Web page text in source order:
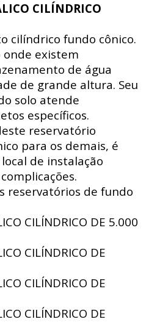
CILÍNDRICO
cilíndrico fundo cônico.
existem
de água
de grande altura. Seu
solo atende
específicos.
reservatório
para os demais, é
de instalação
reservatórios de fundo
CILÍNDRICO DE 5.000
CILÍNDRICO DE
CILÍNDRICO DE
CILÍNDRICO DE